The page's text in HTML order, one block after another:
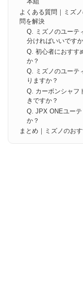
よくある質問｜ミズ
問を解決
Q. ミズノのユーテ
分ければいいです
Q. 初心者におすす
か？
Q. ミズノのユーテ
りますか？
Q. カーボンシャフ
きですか？
Q. JPX ONEユー
か？
まとめ｜ミズノのお